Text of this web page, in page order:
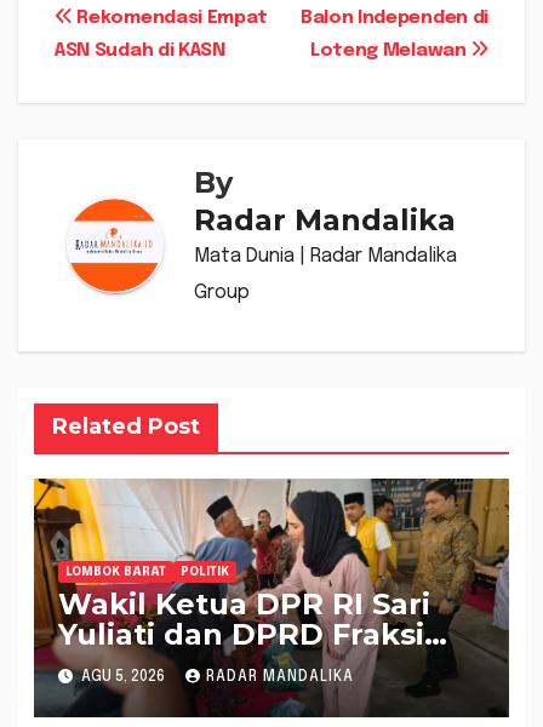
Navigasi
Balon Independen di
Loteng Melawan
Rekomendasi Empat
ASN Sudah di KASN
By
Radar Mandalika
Mata Dunia | Radar Mandalika
Group
Related Post
LOMBOK BARAT POLITIK
Wakil Ketua DPR RI Sari
Yuliati dan DPRD Fraksi
Golkar Kolaborasi
Alokasikan Ratusan Unit
AGU 5, 2026 RADAR MANDALIKA